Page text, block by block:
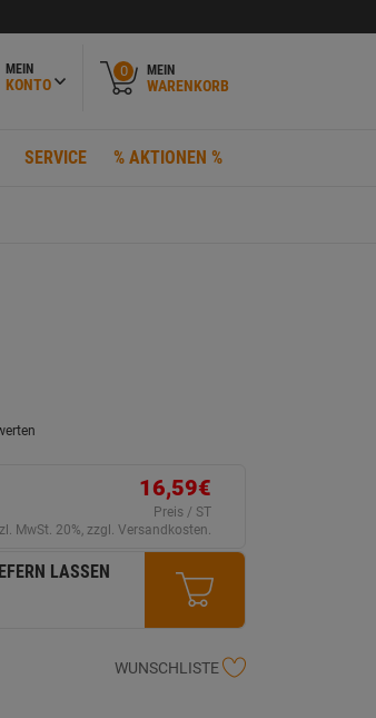
MEIN
KONTO
0 MEIN
WARENKORB
SERVICE % AKTIONEN %
16,59€
Preis / ST
MwSt. 20%, zzgl. Versandkosten.
LASSEN
WUNSCHLISTE